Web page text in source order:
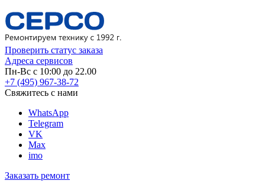
Проверить статус заказа
Адреса сервисов
Пн-Вс с 10:00 до 22.00
+7 (495) 967-38-72
Свяжитесь с нами
WhatsApp
Telegram
VK
Max
imo
Заказать ремонт